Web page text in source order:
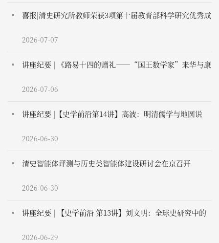
喜报|清史研究所教师荣获3项第十届教育部科学研究优秀成
果奖 （人文社会科学）
2026-07-07
讲座纪要 | 《路易十四的赠礼——“国王数学家”来华与康
熙时代科学仪器的传入》
2026-07-06
讲座纪要 |【史学前沿第14讲】高波：明清儒学与地圆说
2026-06-30
清史智能体评测与历史类智能体建设研讨会在京召开
2026-06-30
讲座纪要 | 【史学前沿 第13讲】刘文明：全球史研究中的
跨文化流动与比较
2026-06-29